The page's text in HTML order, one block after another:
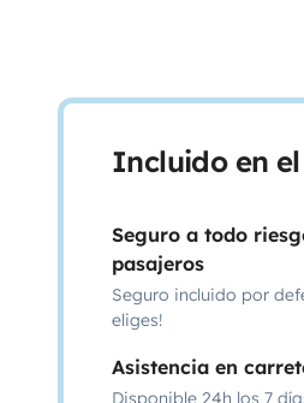
Incluido en
Seguro a todo
pasajeros
Seguro incluido por
eliges!
Asistencia en
Disponible 24h los 7